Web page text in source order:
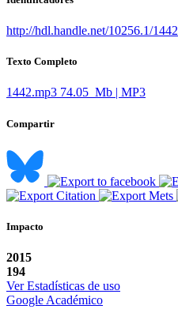
http://hdl.handle.net/10256.1/1442
Texto Completo
1442.mp3 74.05 Mb | MP3
Compartir
Impacto
2015
194
Ver Estadísticas de uso
Google Académico